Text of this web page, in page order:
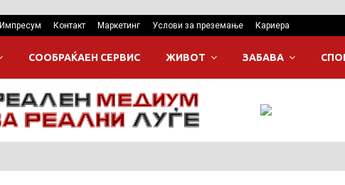
Импресум Контакт Маркетинг Услови за преземање Кариера
СООБРАЌАЕН СЕРВИС ЖИВОТ ЗАБАВА